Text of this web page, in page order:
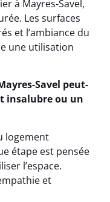
à Mayres-Savel,
Les surfaces
et l’ambiance du
une utilisation
Savel peut-
insalubre ou un
logement
étape est pensée
l’espace.
et